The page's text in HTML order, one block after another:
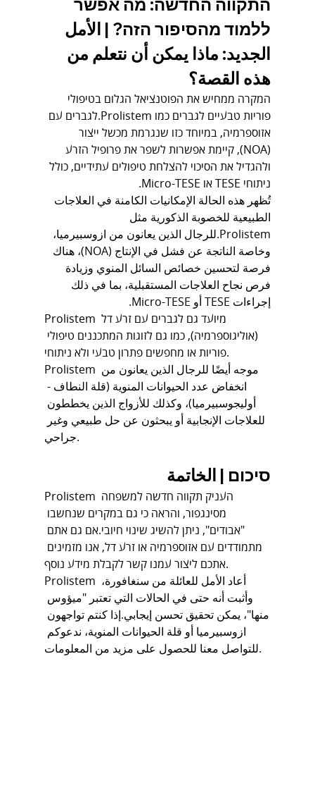
התקווה החדשה: מה אפשר
ללמוד מהסיפור הזה? | الأمل
الجديد: ماذا يمكن أن نتعلم من
هذه القصة؟
המקרה ממחיש את הפוטנציאל הגלום בטיפולי
פוריות טבעיים לגברים כמו Prolistem.לגברים עם
אזוספרמיה, במיוחד כזו שנגרמת מכשל ייצור
(NOA), קיימת אפשרות לשפר את פרופיל הזרע
ולהגדיל את הסיכוי להצלחת טיפולים עתידיים, כולל
ניתוחי TESE או Micro-TESE.
تُظهر هذه الحالة الإمكانيات الكامنة في العلاجات
الطبيعية للخصوبة الذكورية مثل
Prolistem.للرجال الذين يعانون من ازوسبيرميا،
وخاصة الناتجة عن فشل في الإنتاج (NOA)، هناك
فرصة لتحسين خصائص السائل المنوي وزيادة
فرص نجاح العلاجات المستقبلية، بما في ذلك
إجراءات TESE أو Micro-TESE.
Prolistem מיועד גם לגברים עם זרע דל
(אוליגוספרמיה), כמו גם לזוגות המתכננים טיפולי
פוריות או מחפשים פתרון טבעי ולא ניתוחי.
Prolistem موجه أيضًا للرجال الذين يعانون من
انخفاض عدد الحيوانات المنوية (قلة النطاف -
أوليجوسبيرميا)، وكذلك للأزواج الذين يخططون
للعلاجات الإنجابية أو يبحثون عن حل طبيعي وغير
جراحي.
סיכום | الخاتمة
Prolistem העניק תקווה חדשה למשפחה
מסינגפור, והראה כי גם במקרים שנחשבו
"אבודים", ניתן להשיג שינוי חיובי.אם גם אתם
מתמודדים עם אזוספרמיה או זרע דל, אנו מזמינים
אתכם ליצור עמנו קשר לקבלת מידע נוסף.
Prolistem أعاد الأمل للعائلة من سنغافورة،
وأثبت أنه حتى في الحالات التي تعتبر "ميؤوس
منها"، يمكن تحقيق تحسن إيجابي.إذا كنتم تواجهون
ازوسبيرميا أو قلة الحيوانات المنوية، ندعوكم
للتواصل معنا للحصول على مزيد من المعلومات.